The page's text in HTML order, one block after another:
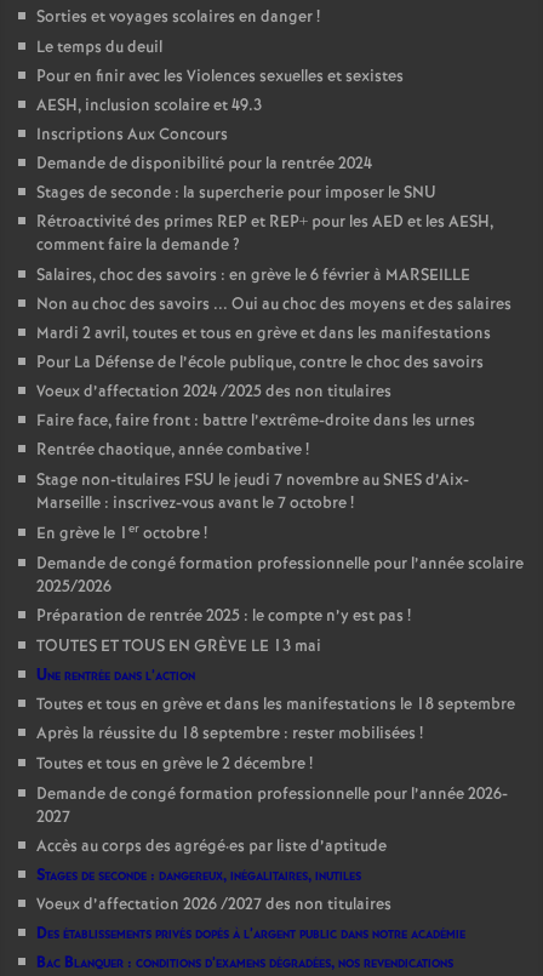
Sorties et voyages scolaires en danger!
Le temps du deuil
Pour en finir avec les Violences sexuelles et sexistes
AESH, inclusion scolaire et 49.3
Inscriptions Aux Concours
Demande de disponibilité pour la rentrée 2024
Stages de seconde : la supercherie pour imposer le SNU
Rétroactivité des primes REP et REP+ pour les AED et les AESH,
comment faire la demande?
Salaires, choc des savoirs : en grève le 6 février à MARSEILLE
Non au choc des savoirs ... Oui au choc des moyens et des salaires
Mardi 2 avril, toutes et tous en grève et dans les manifestations
Pour La Défense de l’école publique, contre le choc des savoirs
Voeux d’affectation 2024 /2025 des non titulaires
Faire face, faire front : battre l’extrême-droite dans les urnes
Rentrée chaotique, année combative!
Stage non-titulaires FSU le jeudi 7 novembre au SNES d’Aix-
Marseille : inscrivez-vous avant le 7 octobre!
En grève le 1 er octobre!
Demande de congé formation professionnelle pour l’année scolaire
2025/2026
Préparation de rentrée 2025 : le compte n’y est pas !
TOUTES ET TOUS EN GRÈVE LE 13 mai
Une rentrée dans l’action
Toutes et tous en grève et dans les manifestations le 18 septembre
Après la réussite du 18 septembre : rester mobilisées !
Toutes et tous en grève le 2 décembre!
Demande de congé formation professionnelle pour l’année 2026-
2027
Accès au corps des agrégé·es par liste d’aptitude
Stages de seconde : dangereux, inégalitaires, inutiles
Voeux d’affectation 2026 /2027 des non titulaires
Des établissements privés dopés à l’argent public dans notre académie
Bac Blanquer : conditions d’examens dégradées, nos revendications